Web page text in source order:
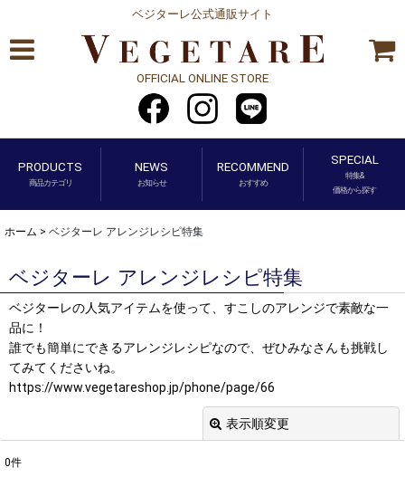
ベジターレ公式通販サイト
OFFICIAL ONLINE STORE
PRODUCTS
商品カテゴリ
NEWS
お知らせ
RECOMMEND
おすすめ
SPECIAL
特集&
価格から探す
ホーム > ベジターレ アレンジレシピ特集
ベジターレ アレンジレシピ特集
ベジターレの人気アイテムを使って、すこしのアレンジで素敵な一
品に！
誰でも簡単にできるアレンジレシピなので、ぜひみなさんも挑戦し
てみてくださいね。
https://www.vegetareshop.jp/phone/page/66
表示順変更
0件